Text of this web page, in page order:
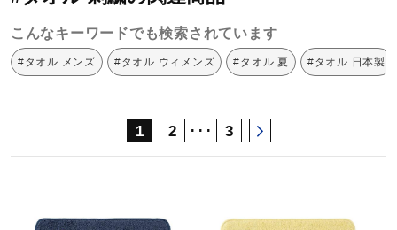
ライフスタイルウエア
ランニング
こんなキーワードでも検索されています
#タオル メンズ #タオル ウィメンズ #タオル 夏 #タオル 日本製
1 2 ･･･ 3